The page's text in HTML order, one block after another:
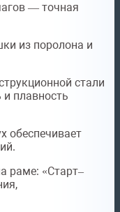
— точная
из поролона и
стали
плавность
обеспечивает
раме: «Старт–